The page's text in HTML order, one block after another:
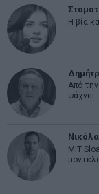
Η βία
Από
ψάχνει
MIT